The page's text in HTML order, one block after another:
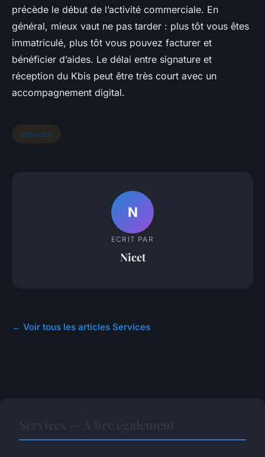
précède le début de l’activité commerciale. En
général, mieux vaut ne pas tarder : plus tôt vous êtes
immatriculé, plus tôt vous pouvez facturer et
bénéficier d’aides. Le délai entre signature et
réception du Kbis peut être très court avec un
accompagnement digital.
services
N
ECRIT PAR
Nicet
← Voir tous les articles Services